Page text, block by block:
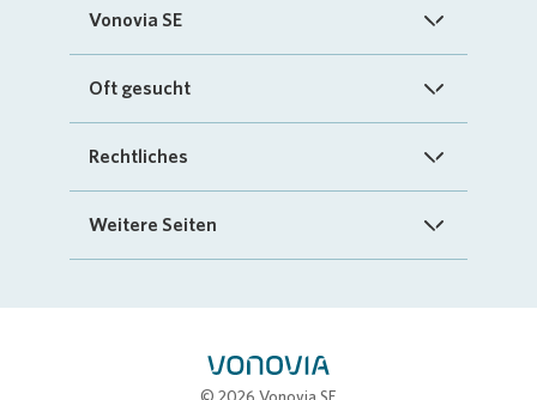
Vonovia SE
Startseite
Investoren
Oft gesucht
FAQ
„Mein Vonovia“ App
Mein Zuhause
Rechtliches
Impressum
Weitere Seiten
© 2026 Vonovia SE